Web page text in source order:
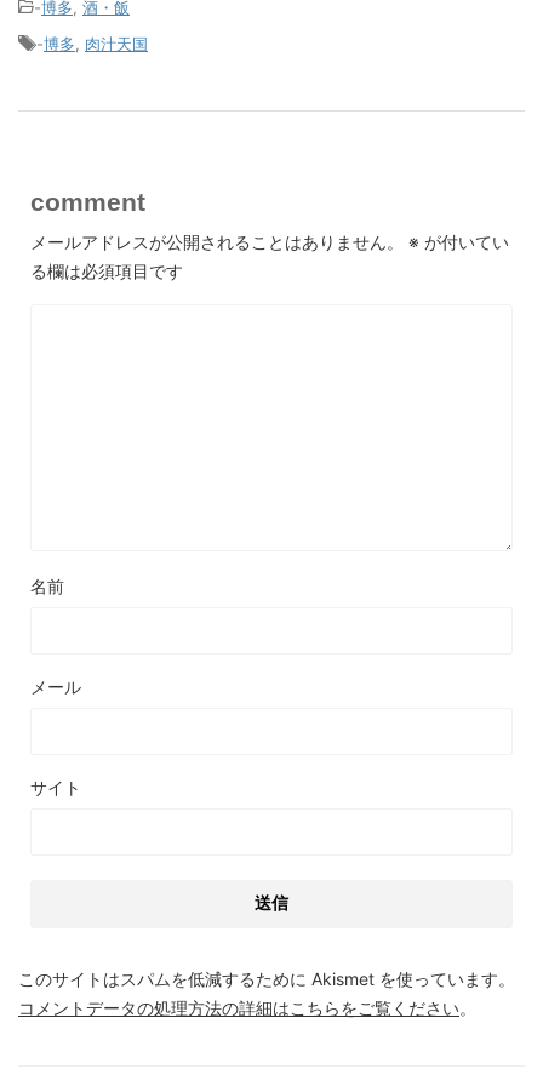
-博多, 酒・飯
-博多, 肉汁天国
comment
メールアドレスが公開されることはありません。 ※ が付いてい
る欄は必須項目です
名前
メール
サイト
このサイトはスパムを低減するために Akismet を使っています。
コメントデータの処理方法の詳細はこちらをご覧ください。